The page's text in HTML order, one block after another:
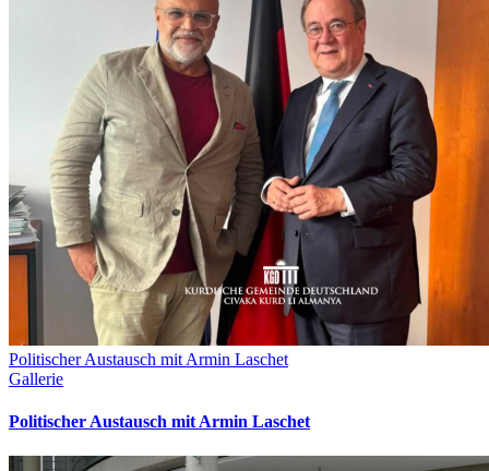
Politischer Austausch mit Armin Laschet
Gallerie
Politischer Austausch mit Armin Laschet